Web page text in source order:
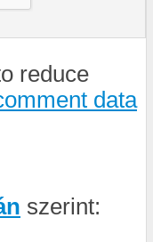
reduce
data
szerint: